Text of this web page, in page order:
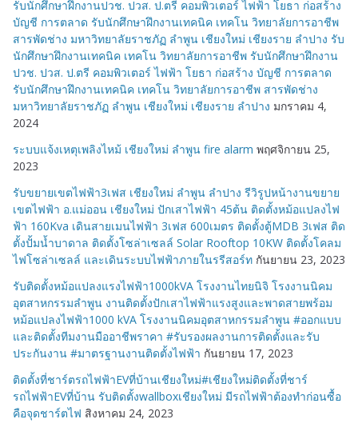
รับนักศึกษาฝึกงานปวช. ปวส. ป.ตรี คอมพิวเตอร์ ไฟฟ้า โยธา ก่อสร้าง
บัญชี การตลาด รับนักศึกษาฝึกงานเทคนิค เทคโน วิทยาลัยการอาชีพ
สารพัดช่าง มหาวิทยาลัยราชภัฏ ลำพูน เชียงใหม่ เชียงราย ลำปาง รับ
นักศึกษาฝึกงานเทคนิค เทคโน วิทยาลัยการอาชีพ รับนักศึกษาฝึกงาน
ปวช. ปวส. ป.ตรี คอมพิวเตอร์ ไฟฟ้า โยธา ก่อสร้าง บัญชี การตลาด
รับนักศึกษาฝึกงานเทคนิค เทคโน วิทยาลัยการอาชีพ สารพัดช่าง
มหาวิทยาลัยราชภัฏ ลำพูน เชียงใหม่ เชียงราย ลำปาง มกราคม 4,
2024
ระบบแจ้งเหตุเพลิงไหม้ เชียงใหม่ ลำพูน fire alarm พฤศจิกายน 25,
2023
รับขยายเขตไฟฟ้า3เฟส เชียงใหม่ ลำพูน ลำปาง รีวิรูปหน้างานขยาย
เขตไฟฟ้า อ.แม่ออน เชียงใหม่ ปักเสาไฟฟ้า 45ต้น ติดตั้งหม้อแปลงไฟ
ฟ้า 160Kva เดินสายเมนไฟฟ้า 3เฟส 600เมตร ติดตั้งตู้MDB 3เฟส ติด
ตั้งปั้มน้ำบาดาล ติดตั้งโซล่าเซลล์ Solar Rooftop 10KW ติดตั้งโคลม
ไฟโซล่าเซลล์ และเดินระบบไฟฟ้าภายในรรีสอร์ท กันยายน 23, 2023
รับติดตั้งหม้อแปลงแรงไฟฟ้า1000kVA โรงงานไทยนิจิ โรงงานนิคม
อุตสาหกรรมลำพูน งานติดตั้งปักเสาไฟฟ้าแรงสูงและพาดสายพร้อม
หม้อแปลงไฟฟ้า1000 kVA โรงงานนิคมอุตสาหกรรมลำพูน #ออกแบบ
และติดตั้งทีมงานมืออาชีพราคา #รับรองผลงานการติดตั้งและรับ
ประกันงาน #มาตรฐานงานติดตั้งไฟฟ้า กันยายน 17, 2023
ติดตั้งที่ชาร์ตรถไฟฟ้าEVที่บ้านเชียงใหม่#เชียงใหม่ติดตั้งที่ชาร์
รถไฟฟ้าEVที่บ้าน รับติดตั้งwallboxเชียงใหม่ มีรถไฟฟ้าต้องทำก่อนซื้อ
คือจุดชาร์ตไฟ สิงหาคม 24, 2023